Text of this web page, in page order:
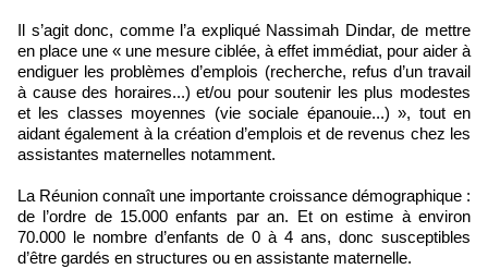
Il s’agit donc, comme l’a expliqué Nassimah Dindar, de mettre
en place une « une mesure ciblée, à effet immédiat, pour aider à
endiguer les problèmes d’emplois (recherche, refus d’un travail
à cause des horaires...) et/ou pour soutenir les plus modestes
et les classes moyennes (vie sociale épanouie...) », tout en
aidant également à la création d’emplois et de revenus chez les
assistantes maternelles notamment.
La Réunion connaît une importante croissance démographique :
de l’ordre de 15.000 enfants par an. Et on estime à environ
70.000 le nombre d’enfants de 0 à 4 ans, donc susceptibles
d’être gardés en structures ou en assistante maternelle.